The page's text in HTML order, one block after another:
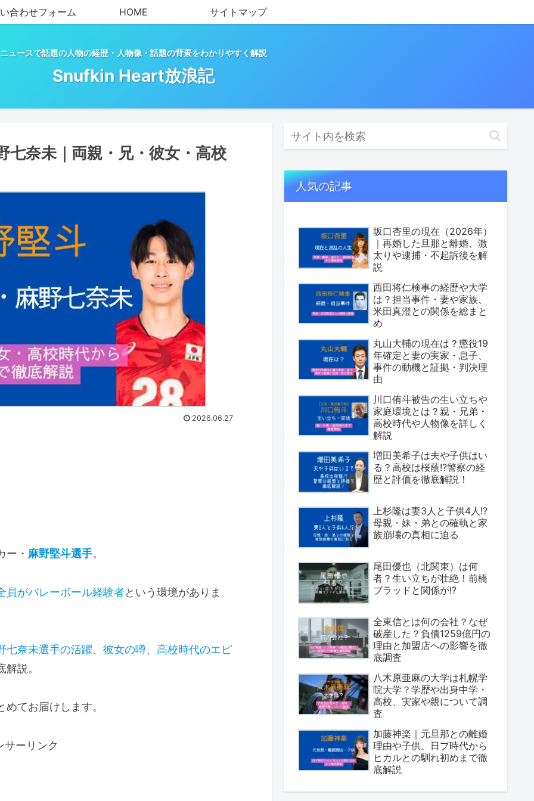
ニュースで話題の人物の経歴・人物像・話題の背景をわかりやすく解説
Snufkin Heart放浪記
合わせフォーム HOME サイトマップ
七奈未｜両親・兄・彼女・高校
2026.06.27
ー・ 麻野堅斗選手。
員がバレーボール経験者という環境がありま
七奈未選手の活躍、 彼女の噂、高校時代のエピ
説。
てお届けします。
サーリンク
人気の記事
坂口杏里の現在（2026年）
｜再婚した旦那と離婚、激
太りや逮捕・不起訴後を解
説
西田将仁検事の経歴や大学
は？担当事件・妻や家族、
米田真澄との関係を総まと
め
丸山大輔の現在は？懲役19
年確定と妻の実家・息子、
事件の動機と証拠・判決理
由
川口侑斗被告の生い立ちや
家庭環境とは？親・兄弟・
高校時代や人物像を詳しく
解説
増田美希子は夫や子供はい
る？高校は桜蔭!?警察の経
歴と評価を徹底解説！
上杉隆は妻3人と子供4人!?
母親・妹・弟との確執と家
族崩壊の真相に迫る
尾田優也（北関東）は何
者？生い立ちが壮絶！前橋
ブラッドと関係が!?
全東信とは何の会社？なぜ
破産した？負債1259億円の
理由と加盟店への影響を徹
底調査
八木原亜麻の大学は札幌学
院大学？学歴や出身中学・
高校、実家や親について調
査
加藤神楽｜元旦那との離婚
理由や子供、日プ時代から
ヒカルとの馴れ初めまで徹
底解説